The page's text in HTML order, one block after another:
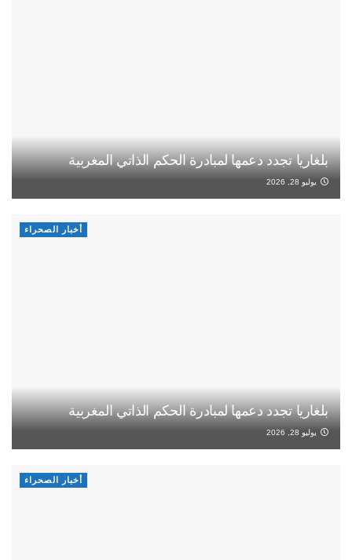
بلغاريا تجدد دعمها لمبادرة الحكم الذاتي المغربية
يوليو 28, 2026
أخبار الصحراء
بلغاريا تجدد دعمها لمبادرة الحكم الذاتي المغربية
يوليو 28, 2026
أخبار الصحراء